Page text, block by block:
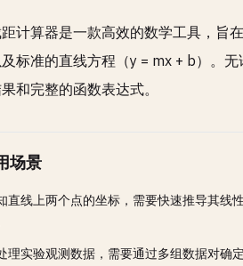
计算器是一款高效的数学工具，旨
标准的直线方程（y = mx + b）。
和完整的函数表达式。
场景
直线上两个点的坐标，需要快速推导其线
理实验观测数据，需要通过多组数据对确